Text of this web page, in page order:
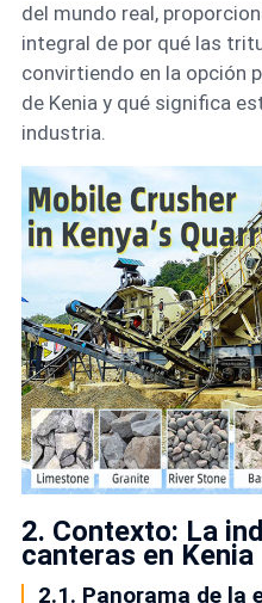
del mundo real,
integral de por qué las
convirtiendo en la opción
de Kenia y qué significa
industria.
2. Contexto: La
canteras en Kenia
2.1. Panorama de la